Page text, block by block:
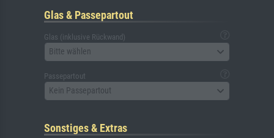
Glas & Passepartout
Glas (inklusive Rückwand)
Bitte wählen
Passepartout
Kein Passepartout
Sonstiges & Extras